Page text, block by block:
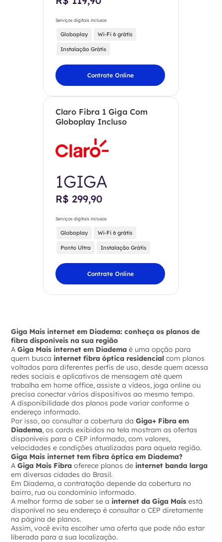
Serviços digitais inclusos
Globoplay Wi-Fi 6 grátis
Instalação Grátis
Contrate Online
Claro Fibra 1 Giga Com
Globoplay Incluso
1GIGA
R$ 299,90
Serviços digitais inclusos
Globoplay Wi-Fi 6 grátis
Ponto Ultra Instalação Grátis
Contrate Online
Giga Mais internet em Diadema: conheça os planos de
fibra disponíveis na sua região
AGiga Mais internet em Diadema é uma opção para
quem busca internet fibra óptica residencial com planos
voltados para diferentes perfis de uso, desde quem acessa
redes sociais e aplicativos de mensagem até quem
trabalha em home office, assiste a vídeos, joga online ou
precisa conectar vários dispositivos ao mesmo tempo.
A disponibilidade dos planos pode variar conforme o
endereço informado.
Por isso, ao consultar a cobertura daGiga+ Fibra em
Diadema, os cards exibidos na tela mostram as ofertas
disponíveis para o CEP informado, com valores,
velocidades e condições atualizadas para aquela região.
Giga Mais internet tem fibra óptica em Diadema?
AGiga Mais Fibra oferece planos de internet banda larga
em diversas cidades do Brasil.
Em Diadema, a contratação depende da cobertura no
bairro, rua ou condomínio informado.
A melhor forma de saber se a internet da Giga Mais está
disponível no seu endereço é consultar o CEP diretamente
na página de planos.
Assim, você evita escolher uma oferta que pode não estar
liberada para a sua localização.